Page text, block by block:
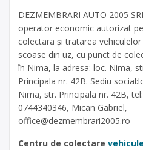
DEZMEMBRARI AUTO 2005
operator economic autorizat
colectara și tratarea vehiculelor
scoase din uz, cu punct de
în Nima, la adresa: loc. Nima,
Principala nr. 42B. Sediu
Nima, str. Principala nr. 42B, tel:
0744340346, Mican Gabriel,
office@dezmembrari2005.ro
Centru de colectare vehicule